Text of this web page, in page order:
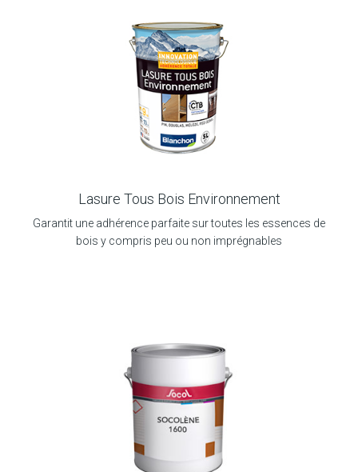
Lasure Tous Bois Environnement
Garantit une adhérence parfaite sur toutes les essences de
bois y compris peu ou non imprégnables